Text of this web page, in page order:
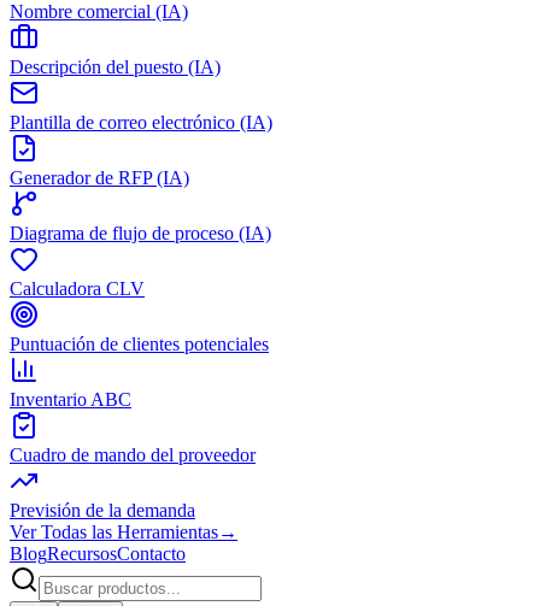
Nombre comercial (IA)
Descripción del puesto (IA)
Plantilla de correo electrónico (IA)
Generador de RFP (IA)
Diagrama de flujo de proceso (IA)
Calculadora CLV
Puntuación de clientes potenciales
Inventario ABC
Cuadro de mando del proveedor
Previsión de la demanda
Ver Todas las Herramientas→
BlogRecursosContacto